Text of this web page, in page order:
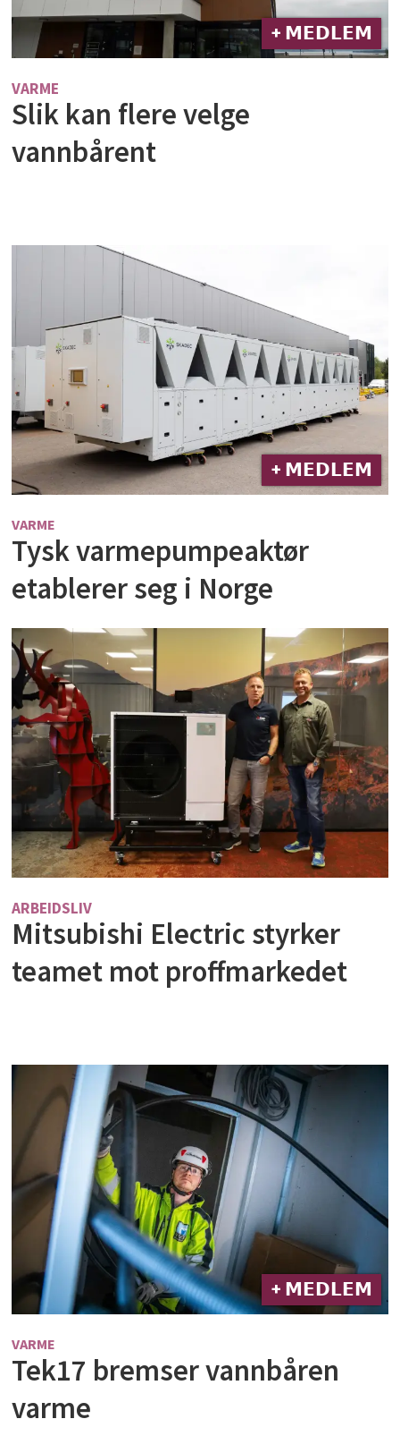
+ 𝗠𝗘𝗗𝗟𝗘𝗠
VARME
Slik kan flere velge
vannbårent
+ 𝗠𝗘𝗗𝗟𝗘𝗠
VARME
Tysk varmepumpeaktør
etablerer seg i Norge
ARBEIDSLIV
Mitsubishi Electric styrker
teamet mot proffmarkedet
+ 𝗠𝗘𝗗𝗟𝗘𝗠
VARME
Tek17 bremser vannbåren
varme